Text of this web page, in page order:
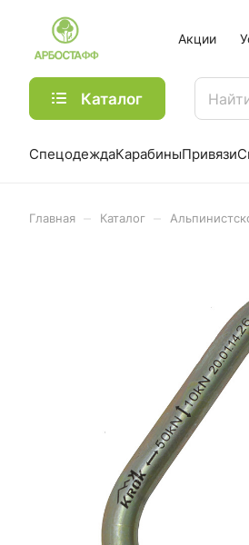
Акции
Каталог
СпецодеждаКарабиныПривязи
Главная Каталог